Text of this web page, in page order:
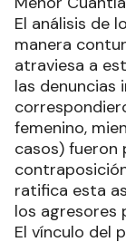
El análisis de
manera
atraviesa a
las denuncias
femenino,
casos) fueron
ratifica esta
los agresores
El vínculo del